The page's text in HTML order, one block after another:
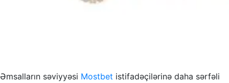
Əmsalların səviyyəsi Mostbet istifadəçilərinə daha sərfəli